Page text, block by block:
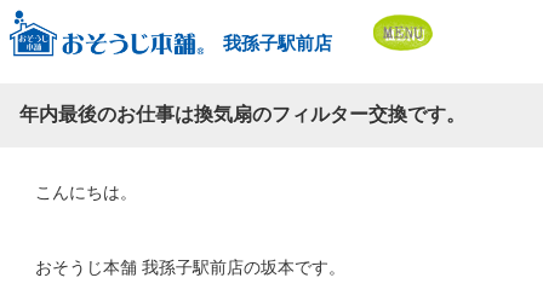
我孫子駅前店
年内最後のお仕事は換気扇のフィルター交換です。
こんにちは。
おそうじ本舗 我孫子駅前店の坂本です。